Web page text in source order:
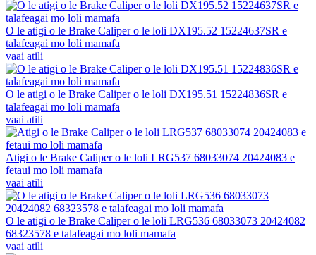
O le atigi o le Brake Caliper o le loli DX195.52 15224637SR e
talafeagai mo loli mamafa
vaai atili
O le atigi o le Brake Caliper o le loli DX195.51 15224836SR e
talafeagai mo loli mamafa
vaai atili
Atigi o le Brake Caliper o le loli LRG537 68033074 20424083 e
fetaui mo loli mamafa
vaai atili
O le atigi o le Brake Caliper o le loli LRG536 68033073 20424082
68323578 e talafeagai mo loli mamafa
vaai atili